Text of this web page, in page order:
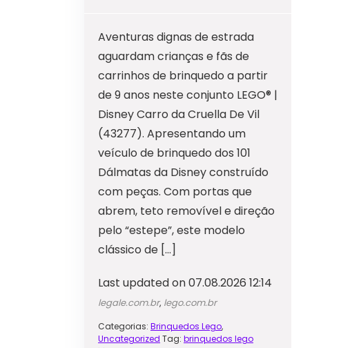
Aventuras dignas de estrada
aguardam crianças e fãs de
carrinhos de brinquedo a partir
de 9 anos neste conjunto LEGO® |
Disney Carro da Cruella De Vil
(43277). Apresentando um
veículo de brinquedo dos 101
Dálmatas da Disney construído
com peças. Com portas que
abrem, teto removível e direção
pelo “estepe”, este modelo
clássico de […]
Last updated on 07.08.2026 12:14
legale.com.br, lego.com.br
Categorias: Brinquedos Lego,
Uncategorized Tag: brinquedos lego